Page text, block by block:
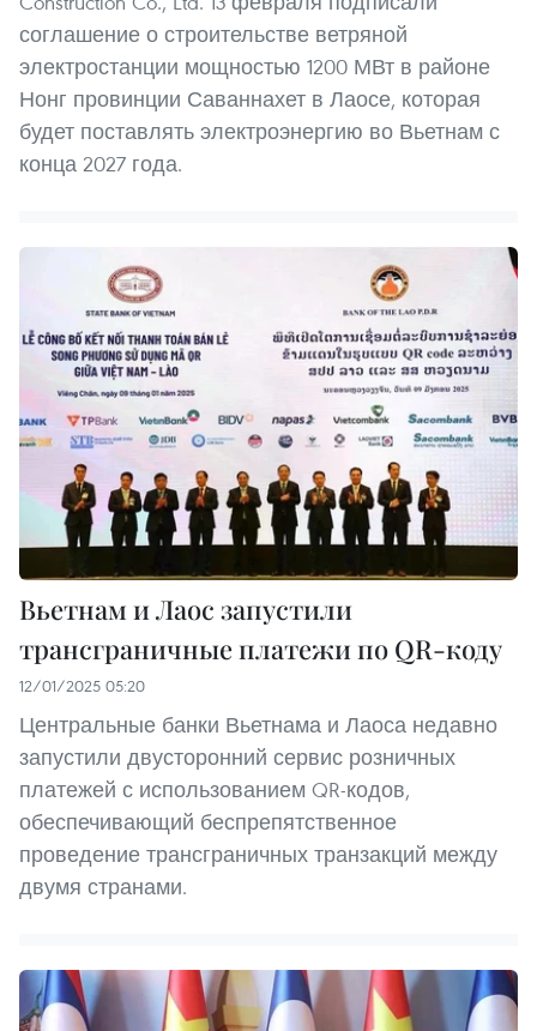
соглашение о строительстве ветряной
электростанции мощностью 1200 МВт в районе
Нонг провинции Саваннахет в Лаосе, которая
будет поставлять электроэнергию во Вьетнам с
конца 2027 года.
Вьетнам и Лаос запустили
трансграничные платежи по QR-коду
12/01/2025 05:20
Центральные банки Вьетнама и Лаоса недавно
запустили двусторонний сервис розничных
платежей с использованием QR-кодов,
обеспечивающий беспрепятственное
проведение трансграничных транзакций между
двумя странами.